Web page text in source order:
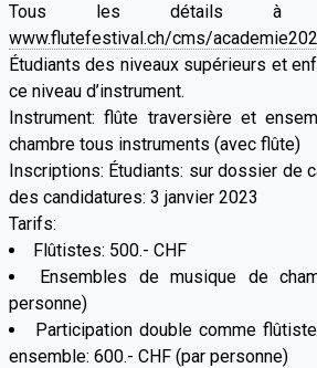
Tous les détails
www.flutefestival.ch/cms/
Étudiants des niveaux supérieurs et
ce niveau d’instrument.
Instrument: flûte traversière et
chambre tous instruments (avec flûte)
Inscriptions: Étudiants: sur dossier de
des candidatures: 3 janvier 2023
Tarifs:
Flûtistes: 500.- CHF
Ensembles de musique de
personne)
Participation double comme
ensemble: 600.- CHF (par personne)